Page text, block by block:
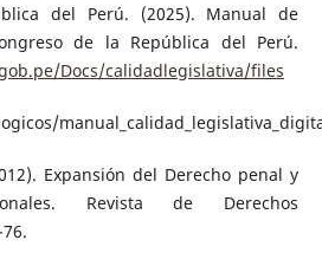
del Perú. (2025). Manual de
de la República del Perú.
Docs/calidadlegislativa/files
Expansión del Derecho penal y
Revista de Derechos